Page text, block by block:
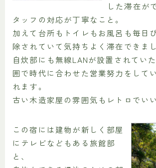
した滞在が
タッフの対応が丁寧なこと。
加えて台所もトイレもお風呂も毎日
除されていて気持ちよく滞在できまし
自炊部にも無線LANが設置されてい
囲で時代に合わせた営業努力をして
れます。
古い木造家屋の雰囲気もレトロでい
この宿には建物が新しく部屋
にテレビなどもある旅館部
と、